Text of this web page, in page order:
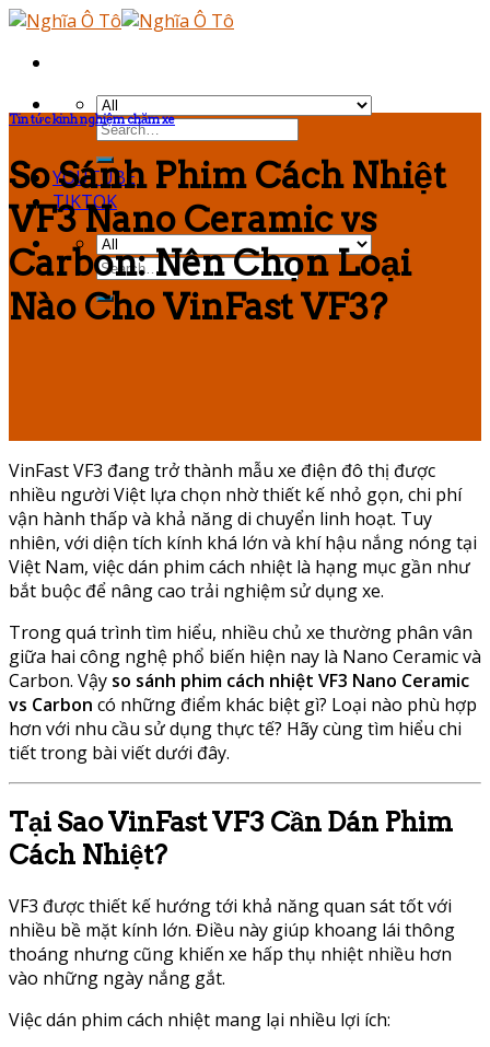
Skip
content
YOUTUBE
TIKTOK
Tin tức kinh nghiệm chăm xe
So Sánh Phim Cách Nhiệt
VF3 Nano Ceramic vs
Carbon: Nên Chọn Loại
Nào Cho VinFast VF3?
VinFast VF3 đang trở thành mẫu xe điện đô thị được
nhiều người Việt lựa chọn nhờ thiết kế nhỏ gọn, chi phí
vận hành thấp và khả năng di chuyển linh hoạt. Tuy
nhiên, với diện tích kính khá lớn và khí hậu nắng nóng tại
Việt Nam, việc dán phim cách nhiệt là hạng mục gần như
bắt buộc để nâng cao trải nghiệm sử dụng xe.
Trong quá trình tìm hiểu, nhiều chủ xe thường phân vân
giữa hai công nghệ phổ biến hiện nay là Nano Ceramic và
Carbon. Vậy so sánh phim cách nhiệt VF3 Nano Ceramic
vs Carbon có những điểm khác biệt gì? Loại nào phù hợp
hơn với nhu cầu sử dụng thực tế? Hãy cùng tìm hiểu chi
tiết trong bài viết dưới đây.
Tại Sao VinFast VF3 Cần Dán Phim
Cách Nhiệt?
VF3 được thiết kế hướng tới khả năng quan sát tốt với
nhiều bề mặt kính lớn. Điều này giúp khoang lái thông
thoáng nhưng cũng khiến xe hấp thụ nhiệt nhiều hơn
vào những ngày nắng gắt.
Việc dán phim cách nhiệt mang lại nhiều lợi ích: